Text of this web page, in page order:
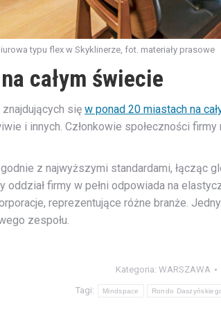
typu flex w Skyklinerze, fot. materiały prasowe
całym świecie
się w ponad 20 miastach na
i innych. Członkowie społeczności
z najwyższymi standardami, łącząc
firmy w pełni odpowiada na
reprezentujące różne branże.
zespołu.
Kategoria: WARSZAWA
Tagi: Mindspace Rondo